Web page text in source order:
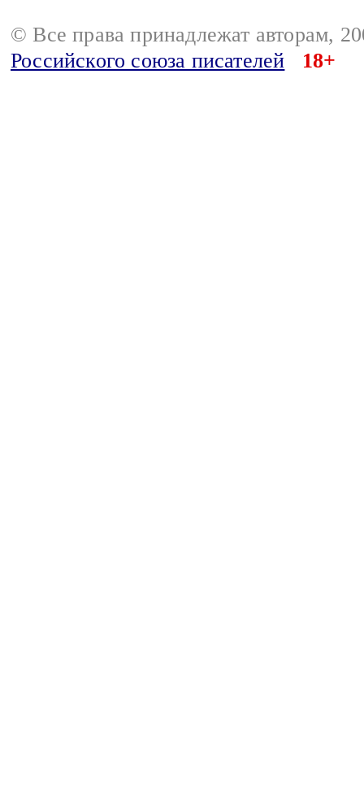
© Все права принадлежат авторам,
Российского союза писателей
18+